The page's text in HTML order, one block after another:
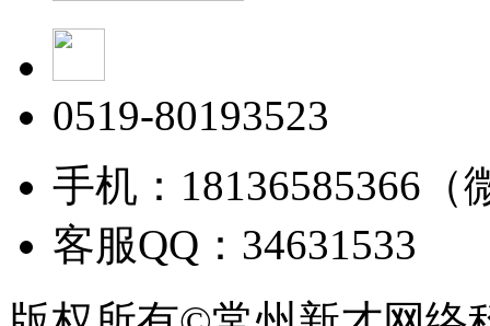
0519-80193523
手机：18136585366（
客服QQ：34631533